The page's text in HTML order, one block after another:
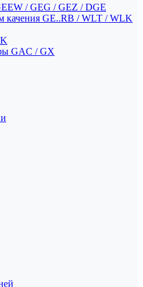
/ GEG / GEZ / DGE
качения GE..RB / WLT / WLK
GAC / GX